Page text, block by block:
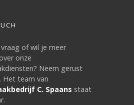
of wil je meer
onze
Neem gerust
Het team van
C. Spaans staat